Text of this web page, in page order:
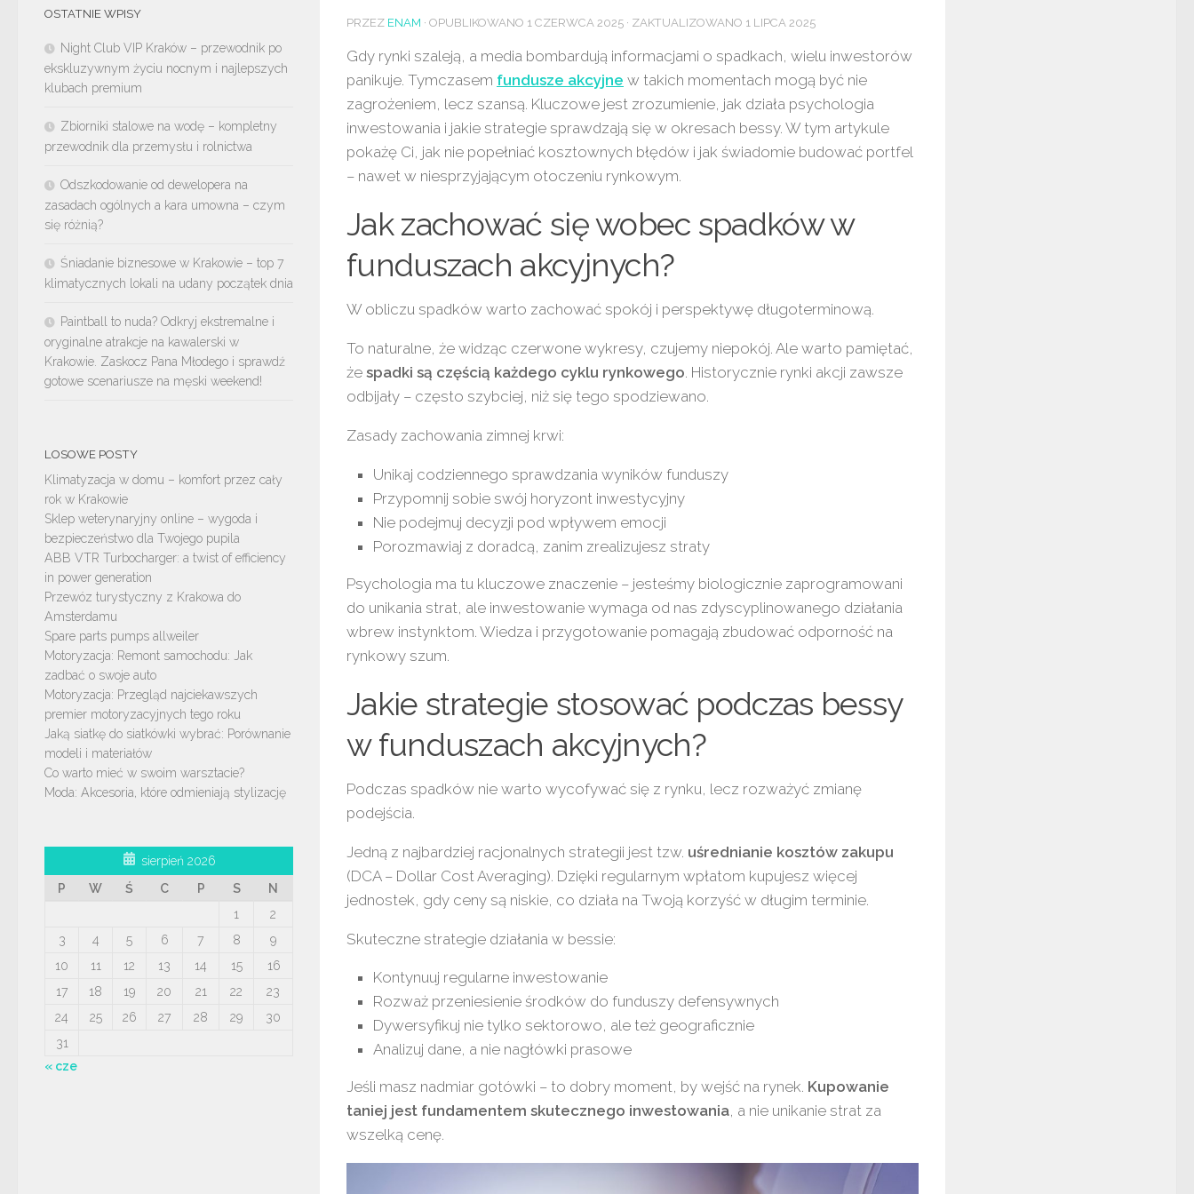
PRZEZ ENAM · OPUBLIKOWANO 1 CZERWCA 2025 · ZAKTUALIZOWANO 1 LIPCA 2025
Gdy rynki szaleją, a media bombardują informacjami o spadkach, wielu inwestorów
panikuje. Tymczasem fundusze akcyjne w takich momentach mogą być nie
zagrożeniem, lecz szansą. Kluczowe jest zrozumienie, jak działa psychologia
inwestowania i jakie strategie sprawdzają się w okresach bessy. W tym artykule
pokażę Ci, jak nie popełniać kosztownych błędów i jak świadomie budować portfel
– nawet w niesprzyjającym otoczeniu rynkowym.
Jak zachować się wobec spadków w
funduszach akcyjnych?
W obliczu spadków warto zachować spokój i perspektywę długoterminową.
To naturalne, że widząc czerwone wykresy, czujemy niepokój. Ale warto pamiętać,
że spadki są częścią każdego cyklu rynkowego . Historycznie rynki akcji zawsze
odbijały – często szybciej, niż się tego spodziewano.
Zasady zachowania zimnej krwi:
Unikaj codziennego sprawdzania wyników funduszy
Przypomnij sobie swój horyzont inwestycyjny
Nie podejmuj decyzji pod wpływem emocji
Porozmawiaj z doradcą, zanim zrealizujesz straty
Psychologia ma tu kluczowe znaczenie – jesteśmy biologicznie zaprogramowani
do unikania strat, ale inwestowanie wymaga od nas zdyscyplinowanego działania
wbrew instynktom. Wiedza i przygotowanie pomagają zbudować odporność na
rynkowy szum.
Jakie strategie stosować podczas bessy
w funduszach akcyjnych?
Podczas spadków nie warto wycofywać się z rynku, lecz rozważyć zmianę
podejścia.
Jedną z najbardziej racjonalnych strategii jest tzw. uśrednianie kosztów zakupu
(DCA – Dollar Cost Averaging). Dzięki regularnym wpłatom kupujesz więcej
jednostek, gdy ceny są niskie, co działa na Twoją korzyść w długim terminie.
Skuteczne strategie działania w bessie:
Kontynuuj regularne inwestowanie
Rozważ przeniesienie środków do funduszy defensywnych
Dywersyfikuj nie tylko sektorowo, ale też geograficznie
Analizuj dane, a nie nagłówki prasowe
Jeśli masz nadmiar gotówki – to dobry moment, by wejść na rynek. Kupowanie
taniej jest fundamentem skutecznego inwestowania, a nie unikanie strat za
wszelką cenę.
OSTATNIE WPISY
Night Club VIP Kraków – przewodnik po
ekskluzywnym życiu nocnym i najlepszych
klubach premium
Zbiorniki stalowe na wodę – kompletny
przewodnik dla przemysłu i rolnictwa
Odszkodowanie od dewelopera na
zasadach ogólnych a kara umowna – czym
się różnią?
Śniadanie biznesowe w Krakowie – top 7
klimatycznych lokali na udany początek dnia
Paintball to nuda? Odkryj ekstremalne i
oryginalne atrakcje na kawalerski w
Krakowie. Zaskocz Pana Młodego i sprawdź
gotowe scenariusze na męski weekend!
LOSOWE POSTY
Klimatyzacja w domu – komfort przez cały
rok w Krakowie
Sklep weterynaryjny online – wygoda i
bezpieczeństwo dla Twojego pupila
ABB VTR Turbocharger: a twist of efficiency
in power generation
Przewóz turystyczny z Krakowa do
Amsterdamu
Spare parts pumps allweiler
Motoryzacja: Remont samochodu: Jak
zadbać o swoje auto
Motoryzacja: Przegląd najciekawszych
premier motoryzacyjnych tego roku
Jaką siatkę do siatkówki wybrać: Porównanie
modeli i materiałów
Co warto mieć w swoim warsztacie?
Moda: Akcesoria, które odmieniają stylizację
sierpień 2026
P
W Ś C P S
N
1
2
3
4 5 6 7 8
9
10
11 12 13 14 15
16
17
18 19 20 21 22
23
24
25 26 27 28 29
30
31
« cze